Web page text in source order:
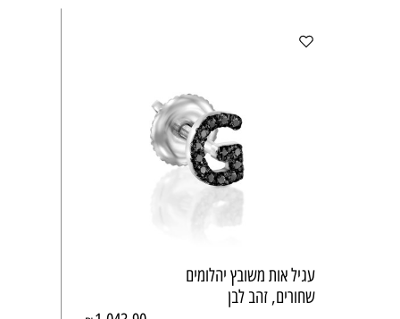
עגיל אות משובץ יהלומים
שחורים, זהב לבן